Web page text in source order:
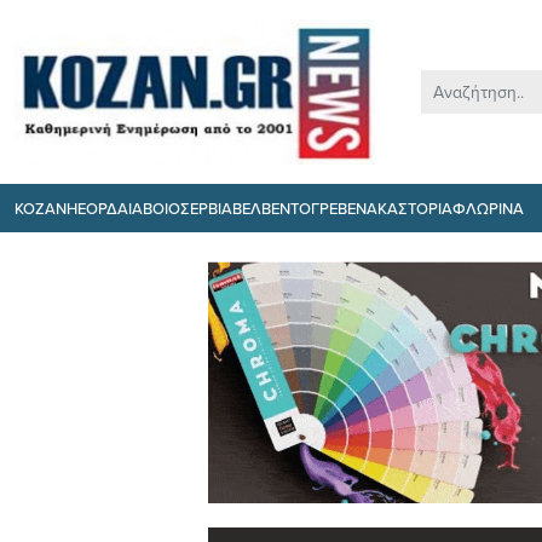
ΚΟΖΑΝΗΕΟΡΔΑΙΑΒΟΙΟΣΕΡΒΙΑΒΕΛΒΕΝΤΟΓΡΕΒΕΝΑΚΑΣΤΟΡΙΑΦΛΩΡΙΝΑ